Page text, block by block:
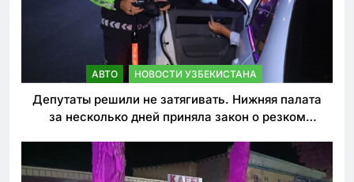
АВТО НОВОСТИ УЗБЕКИСТАНА
Депутаты решили не затягивать. Нижняя палата
за несколько дней приняла закон о резком